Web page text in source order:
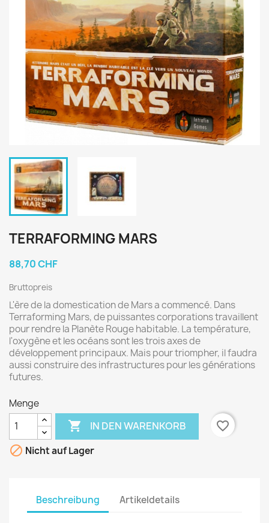
TERRAFORMING MARS
88,70 CHF
Bruttopreis
L'ère de la domestication de Mars a commencé. Dans
Terraforming Mars, de puissantes corporations travaillent
pour rendre la Planète Rouge habitable. La température,
l'oxygène et les océans sont les trois axes de
développement principaux. Mais pour triompher, il faudra
aussi construire des infrastructures pour les générations
futures.
Menge
 IN DEN WARENKORB
favorite_border
 Nicht auf Lager
Beschreibung Artikeldetails